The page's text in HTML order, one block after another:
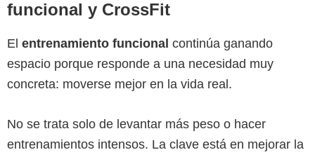
funcional y CrossFit
El entrenamiento funcional continúa ganando
espacio porque responde a una necesidad muy
concreta: moverse mejor en la vida real.
No se trata solo de levantar más peso o hacer
entrenamientos intensos. La clave está en mejorar la